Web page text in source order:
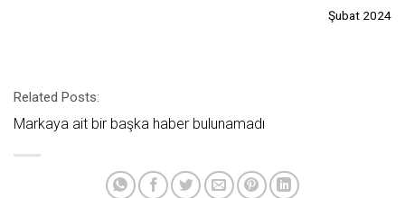
Şubat 2024
Related Posts:
Markaya ait bir başka haber bulunamadı